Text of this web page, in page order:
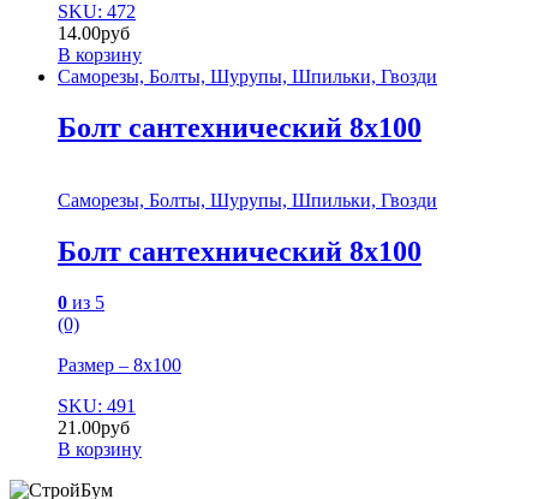
SKU: 472
14.00руб
В корзину
Саморезы, Болты, Шурупы, Шпильки, Гвозди
Болт сантехнический 8х100
Саморезы, Болты, Шурупы, Шпильки, Гвозди
Болт сантехнический 8х100
0 из 5
(0)
Размер – 8х100
SKU: 491
21.00руб
В корзину